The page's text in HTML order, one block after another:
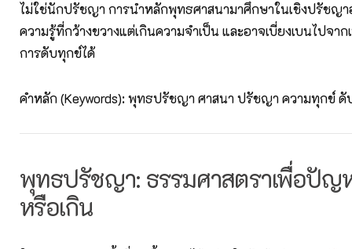
ไม่ใช่นักปรัชญา การนำหลักพุทธศาสนามาศึกษาในเชิงปรัชญา
ความรู้ที่กว้างขวางแต่เกินความจำเป็น และอาจเบี่ยงเบนไปจา
การดับทุกข์ได้
คำหลัก (Keywords): พุทธปรัชญา ศาสนา ปรัชญา ความทุกข์
พุทธปรัชญา: ธรรมศาสตราเพื่อปัญ
หรือเกิน